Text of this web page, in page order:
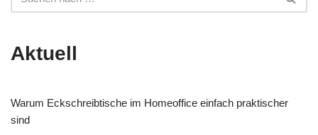
Aktuell
Warum Eckschreibtische im Homeoffice einfach praktischer
sind